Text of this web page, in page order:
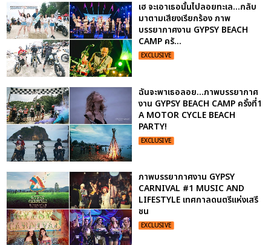
เฮ จะเอาเธอนั้นไปลอยทะเล...กลับ
มาตามเสียงเรียกร้อง ภาพ
บรรยากาศงาน GYPSY BEACH
CAMP ครั...
EXCLUSIVE
ฉันจะพาเธอลอย...ภาพบรรยากาศ
งาน GYPSY BEACH CAMP ครั้งที่1
A MOTOR CYCLE BEACH
PARTY!
EXCLUSIVE
ภาพบรรยากาศงาน GYPSY
CARNIVAL #1 MUSIC AND
LIFESTYLE เทศกาลดนตรีแห่งเสรี
ชน
EXCLUSIVE